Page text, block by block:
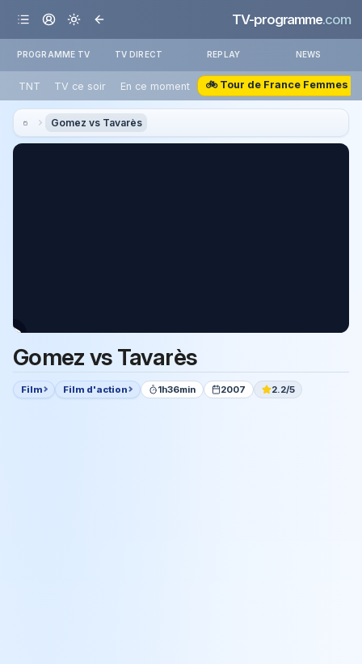
TV-programme.com
PROGRAMME TV TV DIRECT REPLAY NEWS
TNT TV ce soir En ce moment 🚲 Tour de France Femmes
Gomez vs Tavarès
Gomez vs Tavarès
Film Film d'action 1h36min 2007 2.2/5